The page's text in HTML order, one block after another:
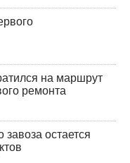
на маршрут
ремонта
остается